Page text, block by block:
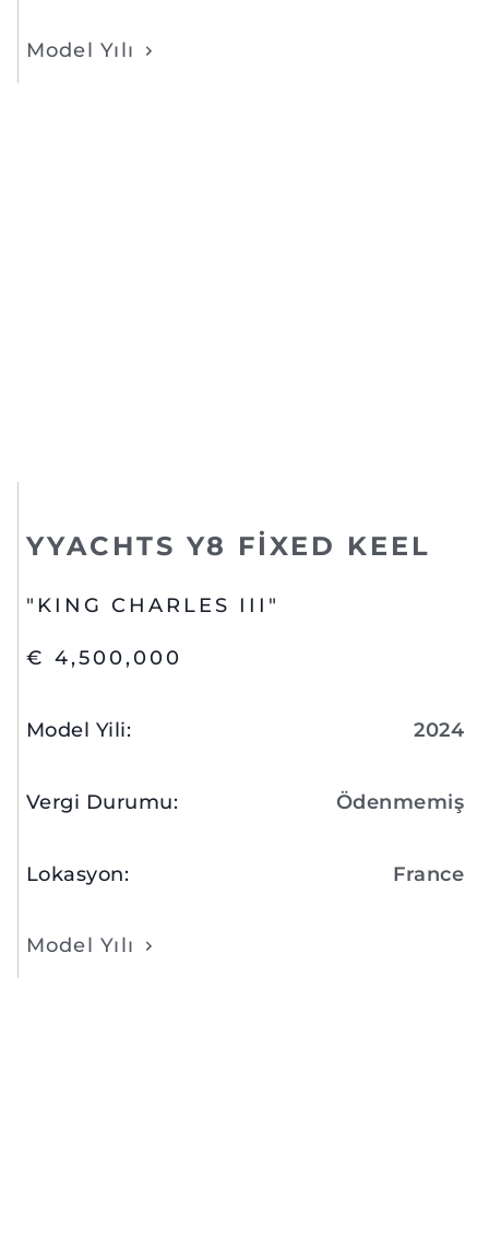
Model Yılı
YYACHTS Y8 FIXED KEEL
"KING CHARLES III"
€ 4,500,000
Model Yili: 2024
Vergi Durumu: Ödenmemiş
Lokasyon: France
Model Yılı